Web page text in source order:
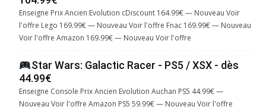
Enseigne Prix Ancien Evolution cDiscount 164.99€ — Nouveau Voir
l'offre Lego 169.99€ — Nouveau Voir l'offre Fnac 169.99€ — Nouveau
Voir l'offre Amazon 169.99€ — Nouveau Voir l'offre
Star Wars: Galactic Racer - PS5 / XSX - dès
44.99€
Enseigne Console Prix Ancien Evolution Auchan PS5 44.99€ —
Nouveau Voir l'offre Amazon PS5 59.99€ — Nouveau Voir l'offre